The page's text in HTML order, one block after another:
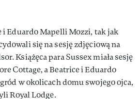
i Eduardo Mapelli Mozzi, tak jak
się na sesję zdjęciową na
Książęca para Sussex miała sesję
Cottage, a Beatrice i Eduardo
w okolicach domu swojego ojca,
Royal Lodge.